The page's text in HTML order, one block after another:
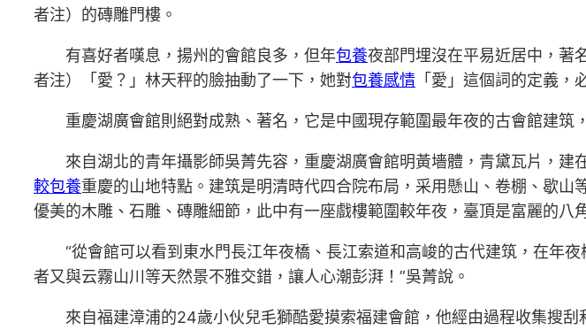
者注）的磚雕門樓。
有喜好者嘆息，揚州的會館良多，但年包養夜部門埋沒在平易近居中，
者注）「愛？」林天秤的臉抽動了一下，她對包養感情 「愛」這個詞的定義
重慶湖廣會館則絕對成熟、著名，它是中國現存範圍最年夜的古會館建筑
來自湖北的青年攝影師吳菁先容，重慶湖廣會館明黃墻體，青黛瓦片，建
較包養重慶的山地特點。建筑是明清時代四合院布局，采用懸山、卷棚、歇
優美的木雕、石雕、磚雕細節，此中有一座戲樓範圍較年夜，臺頂是富麗的八
“從會館可以看到東水門長江年夜橋、長江索道和高峻的古代建筑，在年
者又與云霧山川等天然景不雅交錯，讓人心潮彭湃！”吳菁說。
來自福建漳浦的24歲小伙兒毛獅酷愛摸索福建會館，他經由過程收集搜